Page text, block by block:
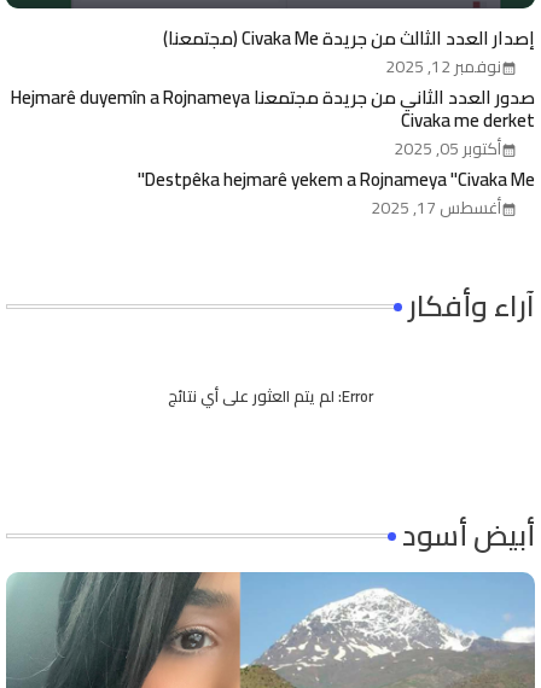
إصدار العدد الثالث من جريدة Civaka Me (مجتمعنا)
نوفمبر 12, 2025
صدور العدد الثاني من جريدة مجتمعنا Hejmarê duyemîn a Rojnameya
Civaka me derket
أكتوبر 05, 2025
Destpêka hejmarê yekem a Rojnameya "Civaka Me"
أغسطس 17, 2025
آراء وأفكار
Error: لم يتم العثور على أي نتائج
أبيض أسود